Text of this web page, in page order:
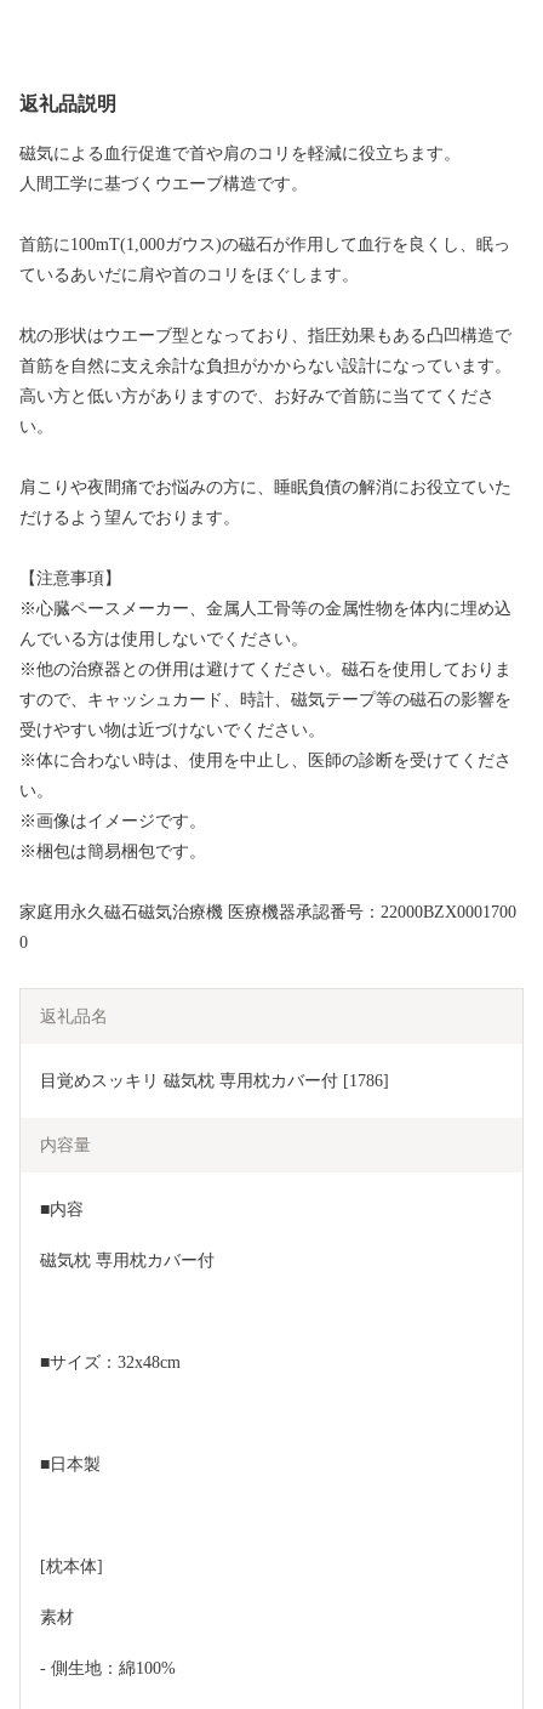
返礼品説明
磁気による血行促進で首や肩のコリを軽減に役立ちます。
人間工学に基づくウエーブ構造です。
首筋に100mT(1,000ガウス)の磁石が作用して血行を良くし、眠っ
ているあいだに肩や首のコリをほぐします。
枕の形状はウエーブ型となっており、指圧効果もある凸凹構造で
首筋を自然に支え余計な負担がかからない設計になっています。
高い方と低い方がありますので、お好みで首筋に当ててくださ
い。
肩こりや夜間痛でお悩みの方に、睡眠負債の解消にお役立ていた
だけるよう望んでおります。
【注意事項】
※心臓ペースメーカー、金属人工骨等の金属性物を体内に埋め込
んでいる方は使用しないでください。
※他の治療器との併用は避けてください。磁石を使用しておりま
すので、キャッシュカード、時計、磁気テープ等の磁石の影響を
受けやすい物は近づけないでください。
※体に合わない時は、使用を中止し、医師の診断を受けてくださ
い。
※画像はイメージです。
※梱包は簡易梱包です。
家庭用永久磁石磁気治療機 医療機器承認番号：22000BZX0001700
0
返礼品名
目覚めスッキリ 磁気枕 専用枕カバー付 [1786]
内容量
■内容
磁気枕 専用枕カバー付
■サイズ：32x48cm
■日本製
[枕本体]
素材
- 側生地：綿100%